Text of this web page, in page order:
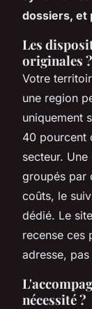
dossiers, et
Les
originales ?
Votre
une region
uniquement
40 pourcent
secteur.
groupés par
coûts, le
dédié. Le
recense ces
adresse,
nécessité ?